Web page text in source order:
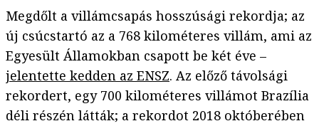
Megdőlt a villámcsapás hosszúsági rekordja; az
új csúcstartó az a 768 kilométeres villám, ami az
Egyesült Államokban csapott be két éve –
jelentette kedden az ENSZ. Az előző távolsági
rekordert, egy 700 kilométeres villámot Brazília
déli részén látták; a rekordot 2018 októberében